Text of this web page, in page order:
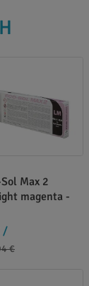
Max 2
magenta -
/
€